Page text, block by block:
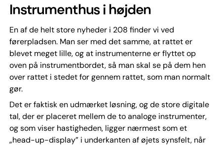
Instrumenthus i højden
En af de helt store nyheder i 208 finder vi ved
førerpladsen. Man ser med det samme, at rattet er
blevet meget lille, og at instrumenterne er flyttet op
oven på instrumentbordet, så man skal se på dem hen
over rattet i stedet for gennem rattet, som man normalt
gør.
Det er faktisk en udmærket løsning, og de store digitale
tal, der er placeret mellem de to analoge instrumenter,
og som viser hastigheden, ligger nærmest som et
„head-up-display” i underkanten af øjets synsfelt, når